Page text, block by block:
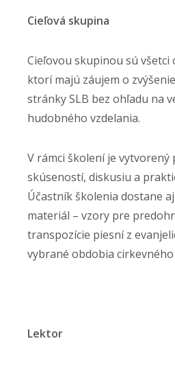
Cieľová skupina
Cieľovou skupinou sú
ktorí majú záujem o
stránky SLB bez ohľadu na
hudobného vzdelania.
V rámci školení je
skúseností, diskusiu a
Účastník školenia dostane
materiál – vzory pre
transpozície piesní z
vybrané obdobia
Lektor